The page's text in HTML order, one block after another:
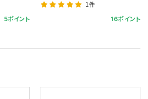
5ポイント
1件
16ポイント